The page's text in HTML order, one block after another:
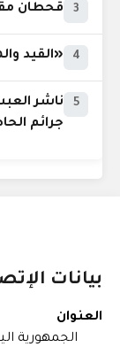
3 قحطان
4 «القيد
5
ناشر
جرائم
بيانات
العنوان
الجمهورية